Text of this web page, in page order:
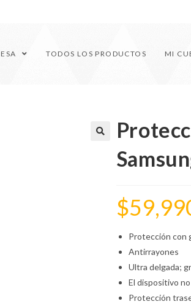
TODOS LOS PRODUCTOS MI
$
Protección con
Antirrayones
Ultra delgada;
El dispositivo
Protección